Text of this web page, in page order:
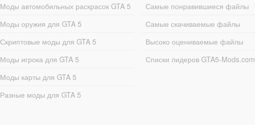
Моды автомобильных раскрасок GTA 5
Моды оружия для GTA 5
Скриптовые моды для GTA 5
Моды игрока для GTA 5
Моды карты для GTA 5
Разные моды для GTA 5
Самые понравившиеся файлы
Самые скачиваемые файлы
Высоко оцениваемые файлы
Списки лидеров GTA5-Mods.com